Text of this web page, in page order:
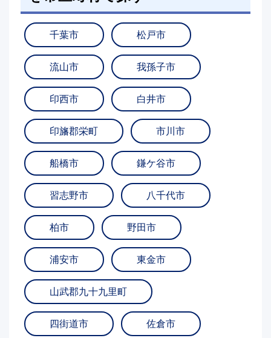
千葉市 松戸市
流山市 我孫子市
印西市 白井市
印旛郡栄町 市川市
船橋市 鎌ケ谷市
習志野市 八千代市
柏市 野田市
浦安市 東金市
山武郡九十九里町
四街道市 佐倉市